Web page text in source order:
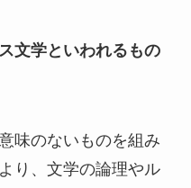
文学といわれるもの
味のないものを組み
り、文学の論理やル